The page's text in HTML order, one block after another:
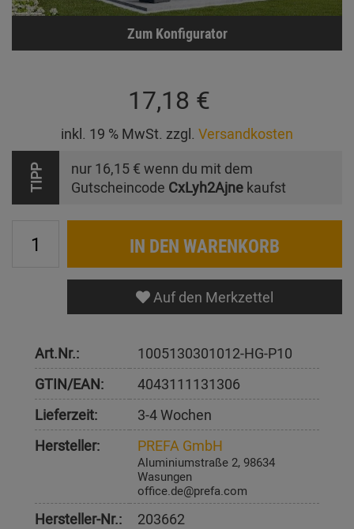
Zum Konfigurator
17,18 €
inkl. 19 % MwSt. zzgl. Versandkosten
TIPP nur 16,15 € wenn du mit dem
Gutscheincode CxLyh2Ajne kaufst
IN DEN WARENKORB
Auf den Merkzettel
Art.Nr.:
1005130301012-HG-P10
GTIN/EAN:
4043111131306
Lieferzeit:
3-4 Wochen
Hersteller:
PREFA GmbH
Aluminiumstraße 2, 98634
Wasungen
office.de@prefa.com
Hersteller-Nr.: 203662